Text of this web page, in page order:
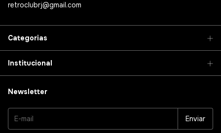
retroclubrj@gmail.com
Categorias
Institucional
Newsletter